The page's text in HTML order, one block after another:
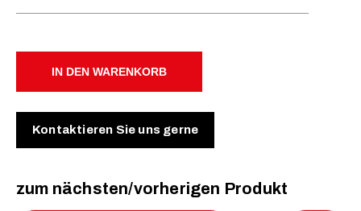
IN DEN WARENKORB
Kontaktieren Sie uns gerne
zum nächsten/vorherigen Produkt